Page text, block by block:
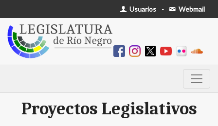
Usuarios - Webmail
Proyectos Legislativos